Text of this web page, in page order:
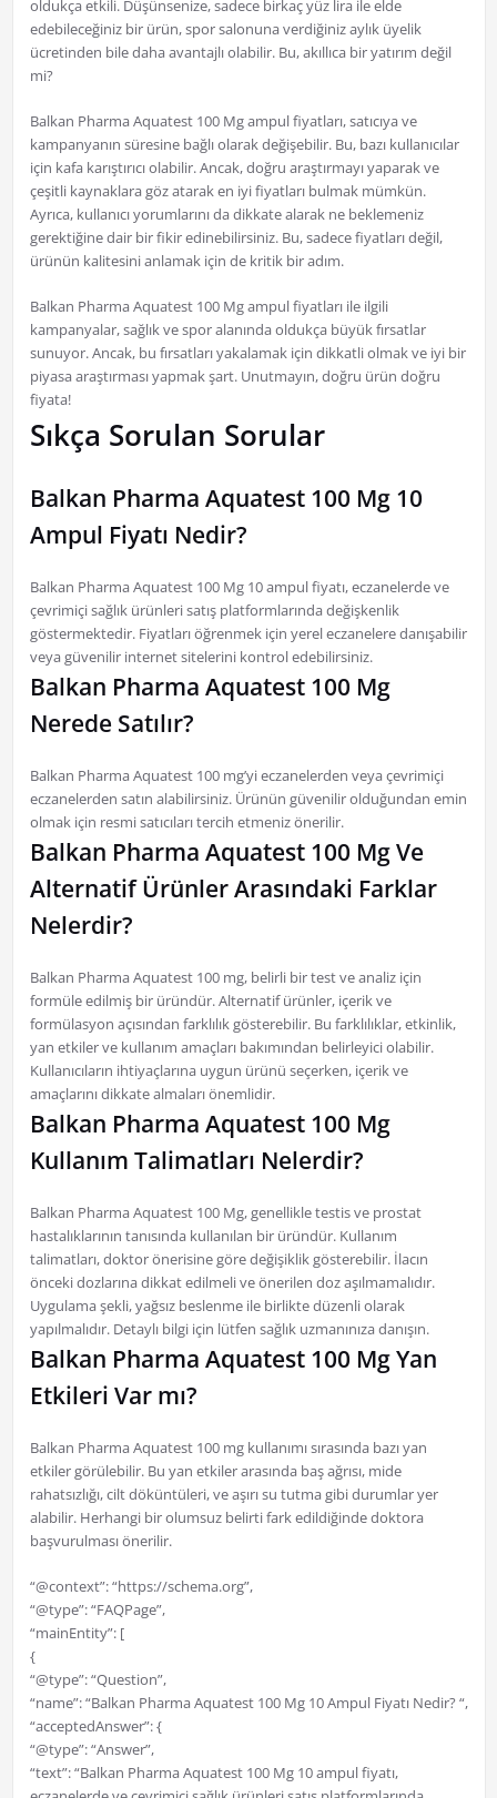
oldukça etkili. Düşünsenize, sadece birkaç yüz lira ile elde
edebileceğiniz bir ürün, spor salonuna verdiğiniz aylık üyelik
ücretinden bile daha avantajlı olabilir. Bu, akıllıca bir yatırım değil
mi?
Balkan Pharma Aquatest 100 Mg ampul fiyatları, satıcıya ve
kampanyanın süresine bağlı olarak değişebilir. Bu, bazı kullanıcılar
için kafa karıştırıcı olabilir. Ancak, doğru araştırmayı yaparak ve
çeşitli kaynaklara göz atarak en iyi fiyatları bulmak mümkün.
Ayrıca, kullanıcı yorumlarını da dikkate alarak ne beklemeniz
gerektiğine dair bir fikir edinebilirsiniz. Bu, sadece fiyatları değil,
ürünün kalitesini anlamak için de kritik bir adım.
Balkan Pharma Aquatest 100 Mg ampul fiyatları ile ilgili
kampanyalar, sağlık ve spor alanında oldukça büyük fırsatlar
sunuyor. Ancak, bu fırsatları yakalamak için dikkatli olmak ve iyi bir
piyasa araştırması yapmak şart. Unutmayın, doğru ürün doğru
fiyata!
Sıkça Sorulan Sorular
Balkan Pharma Aquatest 100 Mg 10
Ampul Fiyatı Nedir?
Balkan Pharma Aquatest 100 Mg 10 ampul fiyatı, eczanelerde ve
çevrimiçi sağlık ürünleri satış platformlarında değişkenlik
göstermektedir. Fiyatları öğrenmek için yerel eczanelere danışabilir
veya güvenilir internet sitelerini kontrol edebilirsiniz.
Balkan Pharma Aquatest 100 Mg
Nerede Satılır?
Balkan Pharma Aquatest 100 mg’yi eczanelerden veya çevrimiçi
eczanelerden satın alabilirsiniz. Ürünün güvenilir olduğundan emin
olmak için resmi satıcıları tercih etmeniz önerilir.
Balkan Pharma Aquatest 100 Mg Ve
Alternatif Ürünler Arasındaki Farklar
Nelerdir?
Balkan Pharma Aquatest 100 mg, belirli bir test ve analiz için
formüle edilmiş bir üründür. Alternatif ürünler, içerik ve
formülasyon açısından farklılık gösterebilir. Bu farklılıklar, etkinlik,
yan etkiler ve kullanım amaçları bakımından belirleyici olabilir.
Kullanıcıların ihtiyaçlarına uygun ürünü seçerken, içerik ve
amaçlarını dikkate almaları önemlidir.
Balkan Pharma Aquatest 100 Mg
Kullanım Talimatları Nelerdir?
Balkan Pharma Aquatest 100 Mg, genellikle testis ve prostat
hastalıklarının tanısında kullanılan bir üründür. Kullanım
talimatları, doktor önerisine göre değişiklik gösterebilir. İlacın
önceki dozlarına dikkat edilmeli ve önerilen doz aşılmamalıdır.
Uygulama şekli, yağsız beslenme ile birlikte düzenli olarak
yapılmalıdır. Detaylı bilgi için lütfen sağlık uzmanınıza danışın.
Balkan Pharma Aquatest 100 Mg Yan
Etkileri Var mı?
Balkan Pharma Aquatest 100 mg kullanımı sırasında bazı yan
etkiler görülebilir. Bu yan etkiler arasında baş ağrısı, mide
rahatsızlığı, cilt döküntüleri, ve aşırı su tutma gibi durumlar yer
alabilir. Herhangi bir olumsuz belirti fark edildiğinde doktora
başvurulması önerilir.
“@context”: “https://schema.org”,
“@type”: “FAQPage”,
“mainEntity”: [
{
“@type”: “Question”,
“name”: “Balkan Pharma Aquatest 100 Mg 10 Ampul Fiyatı Nedir? “,
“acceptedAnswer”: {
“@type”: “Answer”,
“text”: “Balkan Pharma Aquatest 100 Mg 10 ampul fiyatı,